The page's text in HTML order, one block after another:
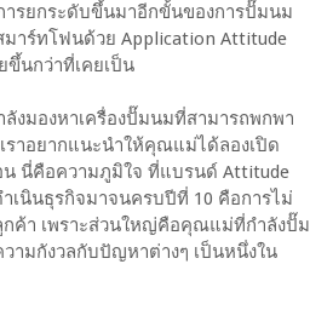
ารยกระดับขึ้นมาอีกขั้นของการปั๊มนม
าร์ทโฟนด้วย Application Attitude
ขึ้นกว่าที่เคยเป็น
งมองหาเครื่องปั๊มนมที่สามารถพกพา
าอยากแนะนำให้คุณแม่ได้ลองเปิด
นี่คือความภูมิใจ ที่แบรนด์ Attitude
เนินธุรกิจมาจนครบปีที่ 10 คือการไม่
ค้า เพราะส่วนใหญ่คือคุณแม่ที่กำลังปั๊ม
ามกังวลกับปัญหาต่างๆ เป็นหนึ่งใน